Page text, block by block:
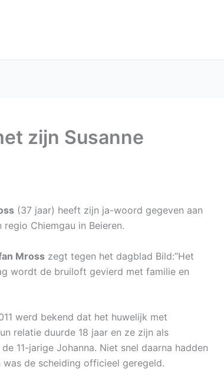
zijn Susanne
(37 jaar) heeft zijn ja-woord gegeven aan
Chiemgau in Beieren.
Mross zegt tegen het dagblad Bild:”Het
wordt de bruiloft gevierd met familie en
werd bekend dat het huwelijk met
relatie duurde 18 jaar en ze zijn als
11-jarige Johanna. Niet snel daarna hadden
de scheiding officieel geregeld.